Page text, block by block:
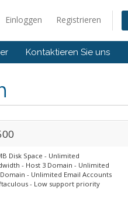
Einloggen Registrieren
Kontaktieren Sie uns
Disk Space - Unlimited
- Host 3 Domain - Unlimited
- Unlimited Email Accounts
- Low support priority